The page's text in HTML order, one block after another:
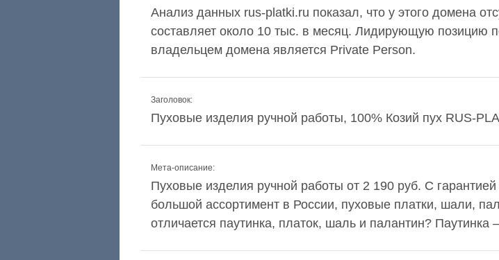
Анализ данных rus-platki.ru показал, что у этого домена
составляет около 10 тыс. в месяц. Лидирующую позицию
владельцем домена является Private Person.
Заголовок:
Пуховые изделия ручной работы, 100% Козий пух RUS-
Мета-описание:
Пуховые изделия ручной работы от 2 190 руб. С
большой ассортимент в России, пуховые платки, шали,
отличается паутинка, платок, шаль и палантин?